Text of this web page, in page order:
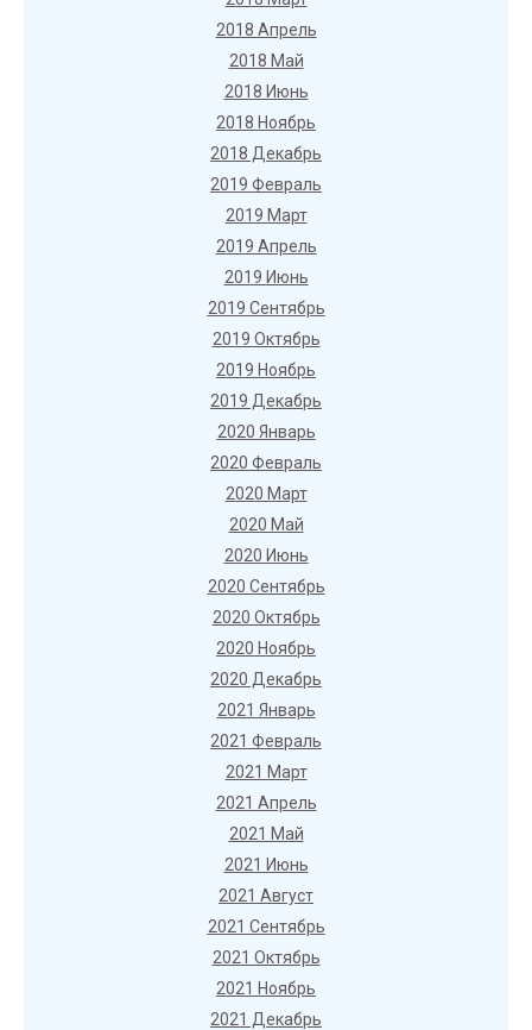
2018 Апрель
2018 Май
2018 Июнь
2018 Ноябрь
2018 Декабрь
2019 Февраль
2019 Март
2019 Апрель
2019 Июнь
2019 Сентябрь
2019 Октябрь
2019 Ноябрь
2019 Декабрь
2020 Январь
2020 Февраль
2020 Март
2020 Май
2020 Июнь
2020 Сентябрь
2020 Октябрь
2020 Ноябрь
2020 Декабрь
2021 Январь
2021 Февраль
2021 Март
2021 Апрель
2021 Май
2021 Июнь
2021 Август
2021 Сентябрь
2021 Октябрь
2021 Ноябрь
2021 Декабрь